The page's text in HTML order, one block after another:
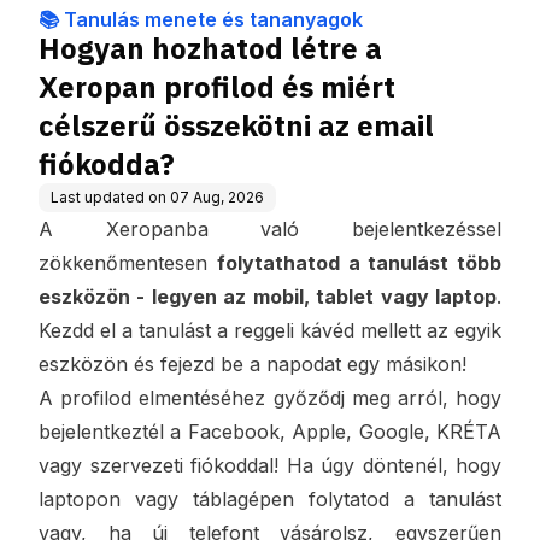
mail fiókodda?
📚 Tanulás menete és tananyagok
Hogyan hozhatod létre a
Xeropan profilod és miért
célszerű összekötni az email
fiókodda?
Last updated on 07 Aug, 2026
A Xeropanba való bejelentkezéssel
zökkenőmentesen folytathatod a tanulást több
eszközön - legyen az mobil, tablet vagy laptop.
Kezdd el a tanulást a reggeli kávéd mellett az egyik
eszközön és fejezd be a napodat egy másikon!
A profilod elmentéséhez győződj meg arról, hogy
bejelentkeztél a Facebook, Apple, Google, KRÉTA
vagy szervezeti fiókoddal! Ha úgy döntenél, hogy
laptopon vagy táblagépen folytatod a tanulást
vagy, ha új telefont vásárolsz, egyszerűen